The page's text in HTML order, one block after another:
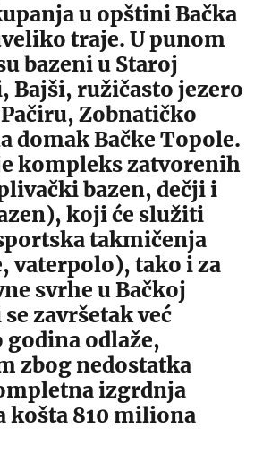
u opštini Bačka
traje. U punom
bazeni u Staroj
Bajši, ružičasto jezero
Zobnatičko
domak Bačke Topole.
kompleks zatvorenih
bazen, dečji i
koji će služiti
takmičenja
vaterpolo), tako i za
svrhe u Bačkoj
završetak već
odlaže,
zbog nedostatka
izgrdnja
košta 810 miliona